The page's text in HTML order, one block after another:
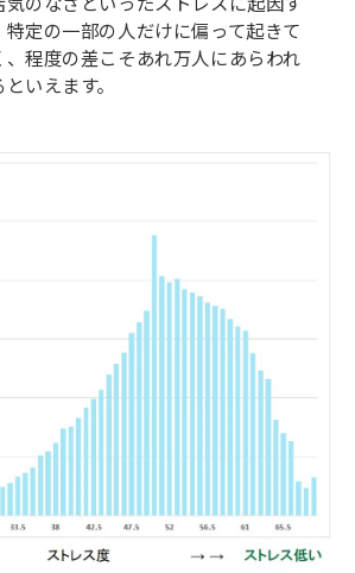
気のなさといったストレスに起因す
特定の一部の人だけに偏って起きて
、程度の差こそあれ万人にあらわれ
いえます。